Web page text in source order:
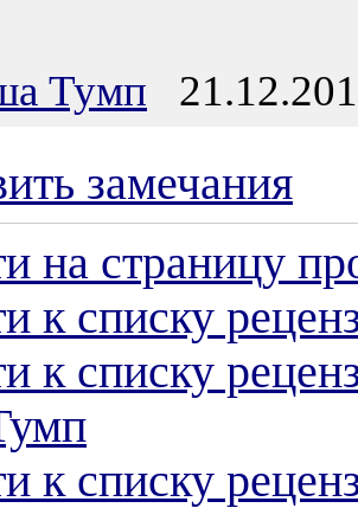
Тумп
замечания
на страницу
к списку
к списку
к списку